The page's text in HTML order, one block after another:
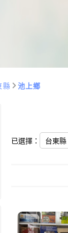
縣 池上鄉
已選擇：